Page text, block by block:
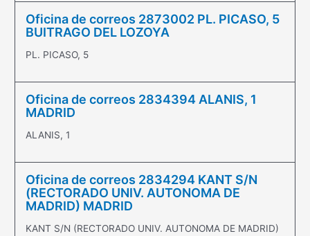
Oficina de correos 2873002 PL. PICASO, 5
BUITRAGO DEL LOZOYA
PL. PICASO, 5
Oficina de correos 2834394 ALANIS, 1
MADRID
ALANIS, 1
Oficina de correos 2834294 KANT S/N
(RECTORADO UNIV. AUTONOMA DE
MADRID) MADRID
KANT S/N (RECTORADO UNIV. AUTONOMA DE MADRID)